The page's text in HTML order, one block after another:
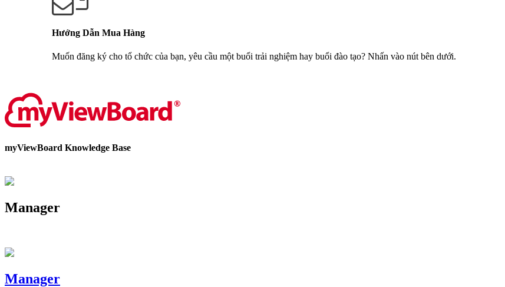
Hướng Dẫn Mua Hàng
Muốn đăng ký cho tổ chức của bạn, yêu cầu một buổi trải nghiệm hay buổi đào tạo? Nhấn vào nút bên dưới.
myViewBoard Knowledge Base
Manager
Manager